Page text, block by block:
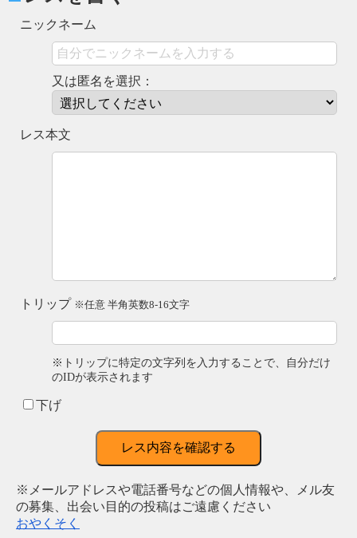
ニックネーム
又は匿名を選択：
レス本文
トリップ ※任意 半角英数8-16文字
※トリップに特定の文字列を入力することで、自分だけ
のIDが表示されます
下げ
レス内容を確認する
※メールアドレスや電話番号などの個人情報や、メル友
の募集、出会い目的の投稿はご遠慮ください
おやくそく